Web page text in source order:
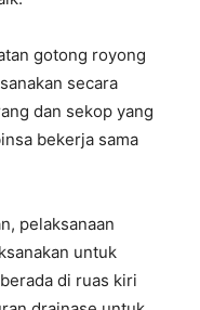
gotong royong
secara
dan sekop yang
bekerja sama
pelaksanaan
untuk
di ruas kiri